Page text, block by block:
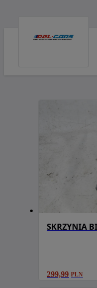
299,99 PLN